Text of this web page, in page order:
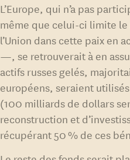
L’Europe, qui n’a pas
même que celui-ci limite
l’Union dans cette paix en
—, se retrouverait à en
actifs russes gelés,
européens, seraient
(100 milliards de dollars
reconstruction et
récupérant 50 % de ces